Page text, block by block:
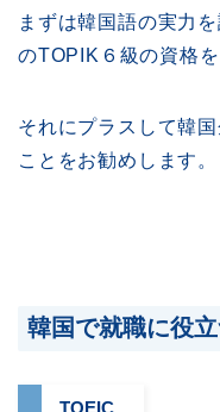
まずは韓国語の実力
のTOPIK６級の資格
それにプラスして韓
ことをお勧めします。
韓国で就職に役
TOEIC